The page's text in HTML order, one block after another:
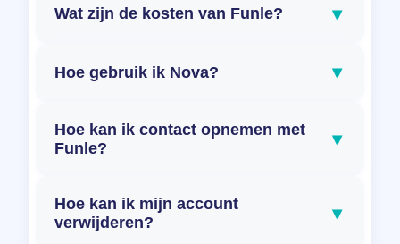
Wat zijn de kosten van Funle? ▾
Hoe gebruik ik Nova? ▾
Hoe kan ik contact opnemen met
Funle?
▾
Hoe kan ik mijn account
verwijderen?
▾